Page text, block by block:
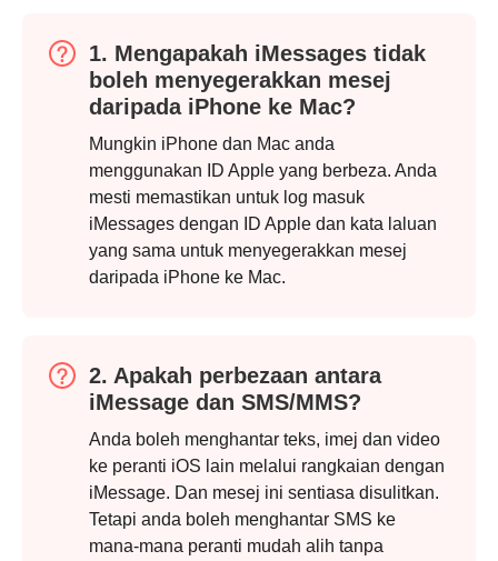
Langkah
1. Mengapakah iMessages tidak
boleh menyegerakkan mesej
daripada iPhone ke Mac?
Mungkin iPhone dan Mac anda
menggunakan ID Apple yang berbeza. Anda
mesti memastikan untuk log masuk
iMessages dengan ID Apple dan kata laluan
yang sama untuk menyegerakkan mesej
daripada iPhone ke Mac.
2. Apakah perbezaan antara
iMessage dan SMS/MMS?
Anda boleh menghantar teks, imej dan video
ke peranti iOS lain melalui rangkaian dengan
iMessage. Dan mesej ini sentiasa disulitkan.
Tetapi anda boleh menghantar SMS ke
mana-mana peranti mudah alih tanpa